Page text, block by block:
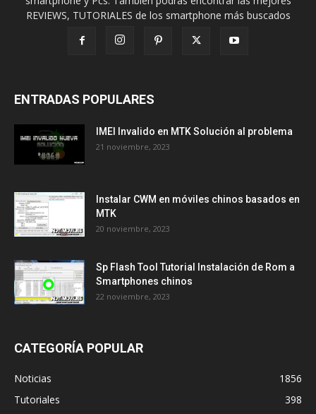
REVIEWS, TUTORIALES de los smartphone más buscados
ENTRADAS POPULARES
IMEI Invalido en MTK Solución al problema
21 noviembre, 2023
Instalar CWM en móviles chinos basados en
MTK
20 noviembre, 2023
Sp Flash Tool Tutorial Instalación de Rom a
Smartphones chinos
22 noviembre, 2023
CATEGORÍA POPULAR
Noticias
1856
Tutoriales
398